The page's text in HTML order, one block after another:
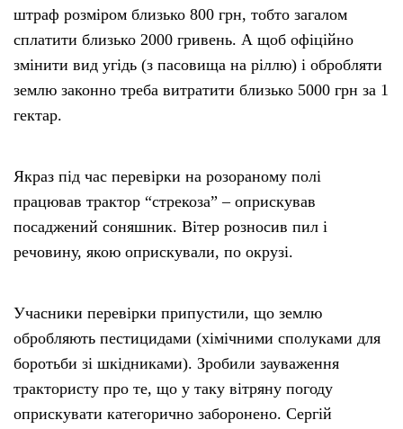
штраф розміром близько 800 грн, тобто загалом
сплатити близько 2000 гривень. А щоб офіційно
змінити вид угідь (з пасовища на ріллю) і обробляти
землю законно треба витратити близько 5000 грн за 1
гектар.
Якраз під час перевірки на розораному полі
працював трактор “стрекоза” – оприскував
посаджений соняшник. Вітер розносив пил і
речовину, якою оприскували, по окрузі.
Учасники перевірки припустили, що землю
обробляють пестицидами (хімічними сполуками для
боротьби зі шкідниками). Зробили зауваження
трактористу про те, що у таку вітряну погоду
оприскувати категорично заборонено. Сергій